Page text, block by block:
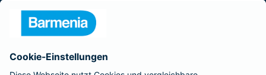
Barmenia ist Teil der BarmeniaGothaer